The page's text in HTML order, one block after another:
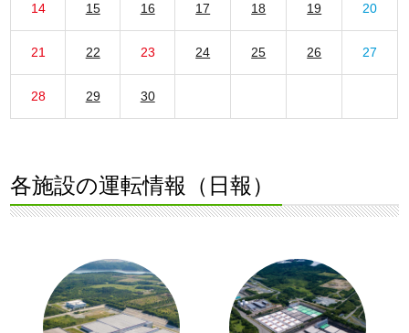
14 15 16 17 18 19 20
21 22 23 24 25 26 27
28 29 30
各施設の運転情報（日報）